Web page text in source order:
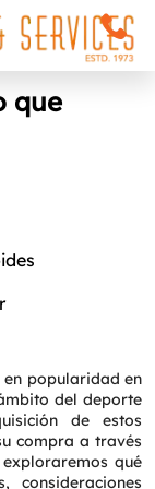
que
en popularidad en
del deporte
de estos
compra a través
qué